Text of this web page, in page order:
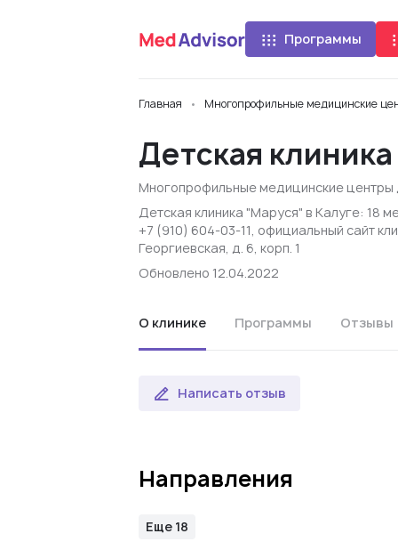
Программы
Главная Многопрофильные медицинские
Детская
Многопрофильные медицинские центры
Детская клиника "Маруся" в Калуге: 18
+7 (910) 604-03-11, официальный сайт
Георгиевская, д. 6, корп. 1
Обновлено 12.04.2022
О клинике Программы Отзывы
Написать отзыв
Направления
Еще 18